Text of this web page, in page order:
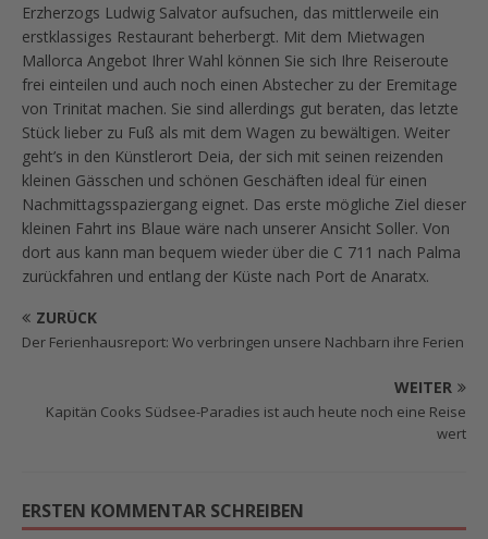
Erzherzogs Ludwig Salvator aufsuchen, das mittlerweile ein
erstklassiges Restaurant beherbergt. Mit dem Mietwagen
Mallorca Angebot Ihrer Wahl können Sie sich Ihre Reiseroute
frei einteilen und auch noch einen Abstecher zu der Eremitage
von Trinitat machen. Sie sind allerdings gut beraten, das letzte
Stück lieber zu Fuß als mit dem Wagen zu bewältigen. Weiter
geht’s in den Künstlerort Deia, der sich mit seinen reizenden
kleinen Gässchen und schönen Geschäften ideal für einen
Nachmittagsspaziergang eignet. Das erste mögliche Ziel dieser
kleinen Fahrt ins Blaue wäre nach unserer Ansicht Soller. Von
dort aus kann man bequem wieder über die C 711 nach Palma
zurückfahren und entlang der Küste nach Port de Anaratx.
ZURÜCK
Der Ferienhausreport: Wo verbringen unsere Nachbarn ihre Ferien
WEITER
Kapitän Cooks Südsee-Paradies ist auch heute noch eine Reise
wert
ERSTEN KOMMENTAR SCHREIBEN